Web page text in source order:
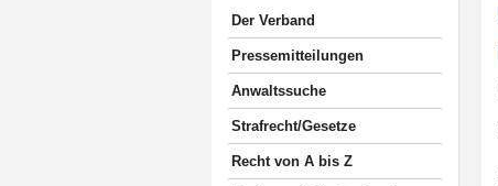
Der Verband
Pressemitteilungen
Anwaltssuche
Strafrecht/Gesetze
Recht von A bis Z